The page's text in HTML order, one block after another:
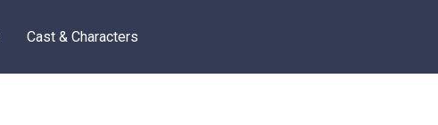
Cast & Characters